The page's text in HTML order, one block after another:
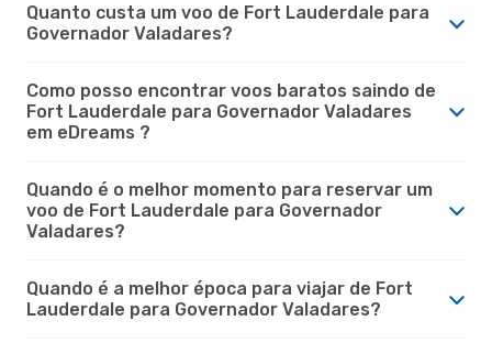
Quanto custa um voo de Fort Lauderdale para
Governador Valadares?
Como posso encontrar voos baratos saindo de
Fort Lauderdale para Governador Valadares
em eDreams ?
Quando é o melhor momento para reservar um
voo de Fort Lauderdale para Governador
Valadares?
Quando é a melhor época para viajar de Fort
Lauderdale para Governador Valadares?